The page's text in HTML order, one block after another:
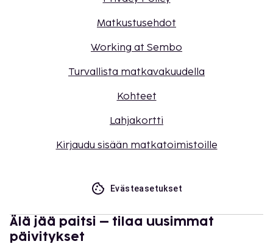
Matkustusehdot
Working at Sembo
Turvallista matkavakuudella
Kohteet
Lahjakortti
Kirjaudu sisään matkatoimistoille
Evästeasetukset
Älä jää paitsi – tilaa uusimmat
päivitykset